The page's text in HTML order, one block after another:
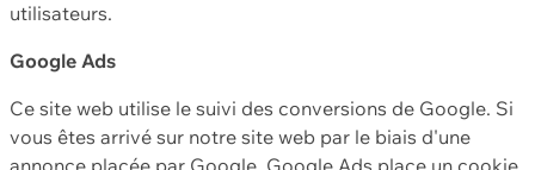
utilisateurs.
Google Ads
Ce site web utilise le suivi des conversions de Google. Si
vous êtes arrivé sur notre site web par le biais d'une